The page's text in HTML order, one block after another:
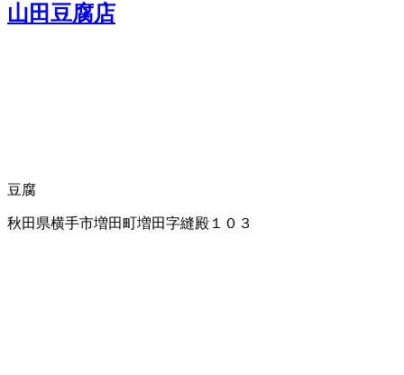
山田豆腐店
豆腐
秋田県横手市増田町増田字縫殿１０３